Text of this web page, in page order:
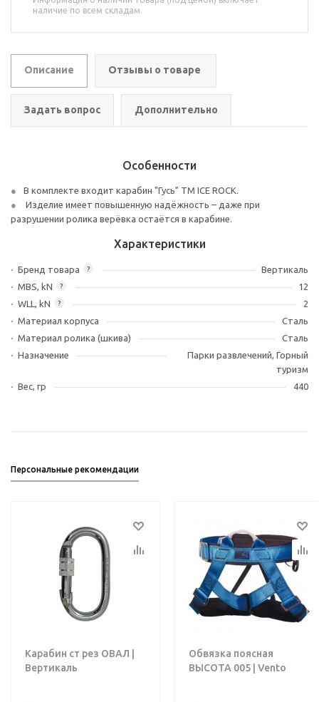
наличие по всем складам.
Описание Отзывы о товаре
Задать вопрос Дополнительно
Особенности
В комплекте входит карабин "Гусь" ТМ ICE ROCK.
Изделие имеет повышенную надёжность – даже при
разрушении ролика верёвка остаётся в карабине.
Характеристики
?
Бренд товара Вертикаль
?
MBS, kN 12
?
WLL, kN
2
Материал корпуса
Сталь
Материал ролика (шкива)
Сталь
Назначение
Парки развлечений, Горный
туризм
Вес, гр
440
Персональные рекомендации
Карабин ст рез ОВАЛ |
Вертикаль
Обвязка поясная
ВЫСОТА 005 | Vento